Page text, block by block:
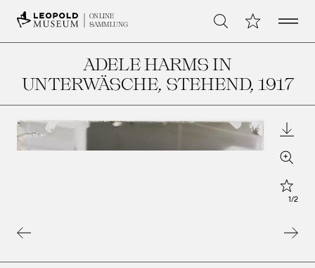
ONLINE
SAMMLUNG
Suche Meine Open
ADELE HARMS IN
UNTERWÄSCHE, STEHEND, 1917
Zoom
Star
1/2